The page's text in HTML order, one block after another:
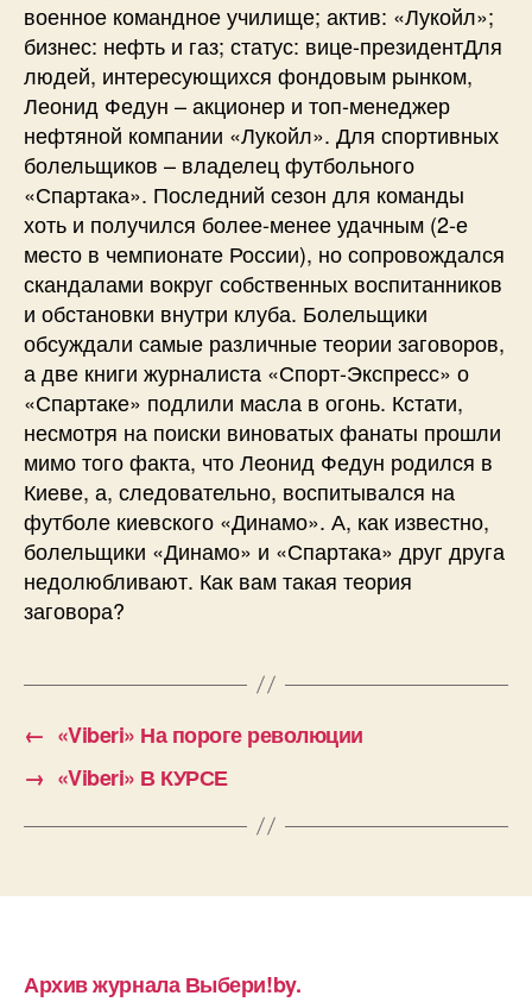
военное командное училище; актив: «Лукойл»;
бизнес: нефть и газ; статус: вице-президентДля
людей, интересующихся фондовым рынком,
Леонид Федун – акционер и топ-менеджер
нефтяной компании «Лукойл». Для спортивных
болельщиков – владелец футбольного
«Спартака». Последний сезон для команды
хоть и получился более-менее удачным (2-е
место в чемпионате России), но сопровождался
скандалами вокруг собственных воспитанников
и обстановки внутри клуба. Болельщики
обсуждали самые различные теории заговоров,
а две книги журналиста «Спорт-Экспресс» о
«Спартаке» подлили масла в огонь. Кстати,
несмотря на поиски виноватых фанаты прошли
мимо того факта, что Леонид Федун родился в
Киеве, а, следовательно, воспитывался на
футболе киевского «Динамо». А, как известно,
болельщики «Динамо» и «Спартака» друг друга
недолюбливают. Как вам такая теория
заговора?
← «Viberi» На пороге революции
→ «Viberi» В КУРСЕ
Архив журнала Выбери!by.